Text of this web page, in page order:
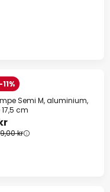
Semi M, aluminium,
cm
kr